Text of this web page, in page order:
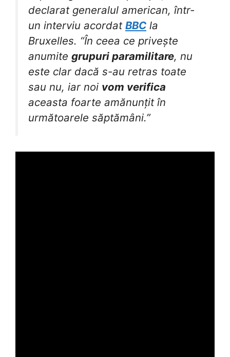
declarat generalul american, într-
un interviu acordat BBC la
Bruxelles. “În ceea ce privește
anumite grupuri paramilitare, nu
este clar dacă s-au retras toate
sau nu, iar noi vom verifica
aceasta foarte amănunțit în
următoarele săptămâni.”